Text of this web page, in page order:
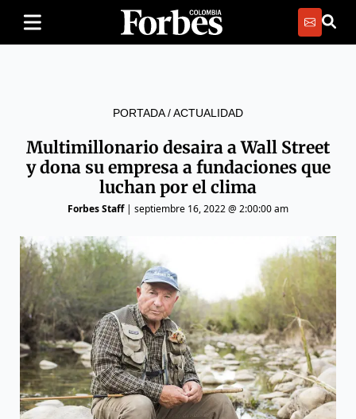
PORTADA/ACTUALIDAD
Multimillonario desaira a Wall Street
y dona su empresa a fundaciones que
luchan por el clima
Forbes Staff| septiembre 16, 2022 @ 2:00:00 am